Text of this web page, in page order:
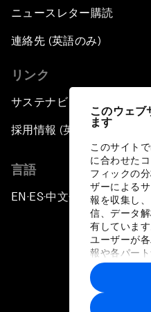
このウェ
ます
このサイト
に合わせた
フィックの
ザーによる
報を収集し
信、データ
有していま
ユーザーが
報や各パー
に収集され
トナーによ
す。
ニュースレター購読
連絡先 (英語のみ)
リンク
サステナビリティへの取り
採用情報 (英語のみ)
言語
EN ▪ES▪中文▪ 日本語
プライバシー